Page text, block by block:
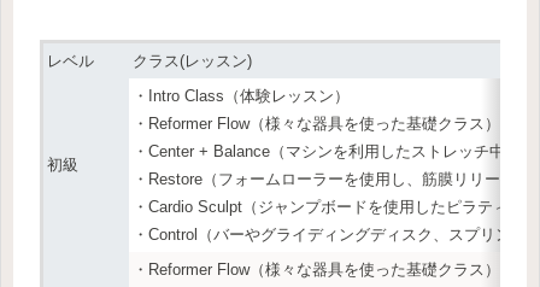
レベル クラス(レッスン)
初級
・Intro Class（体験レッスン）
・Reformer Flow（様々な器具を使った基礎クラス）
・Center + Balance（マシンを利用したストレッチ中心
・Restore（フォームローラーを使用し、筋膜リリースを
・Cardio Sculpt（ジャンプボードを使用したピラティス
・Control（バーやグライディングディスク、スプリン
・Reformer Flow（様々な器具を使った基礎クラス）